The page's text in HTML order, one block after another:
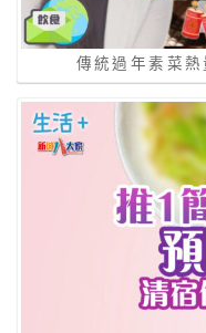
傳統過年素菜